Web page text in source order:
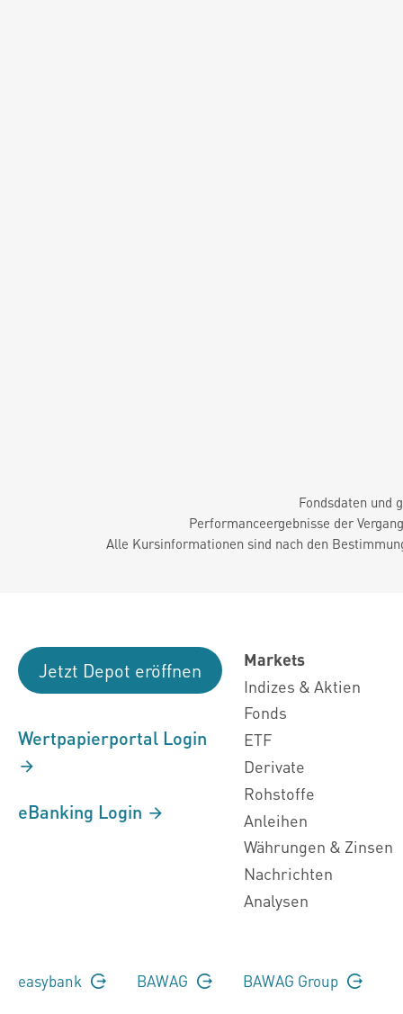
Fondsdaten und
Performanceergebnisse der
Alle Kursinformationen sind nach den
Jetzt Depot eröffnen
Wertpapierportal Login
eBanking Login
Markets
Indizes & Aktien
Fonds
ETF
Derivate
Rohstoffe
Anleihen
Währungen & Zinsen
Nachrichten
Analysen
easybank BAWAG BAWAG Group